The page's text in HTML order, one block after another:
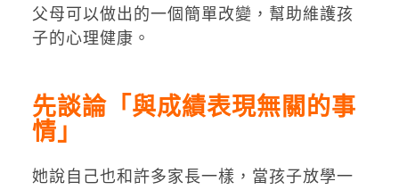
父母可以做出的一個簡單改變，幫助維護孩
子的心理健康。
先談論「與成績表現無關的事
情」
她說自己也和許多家長一樣，當孩子放學一